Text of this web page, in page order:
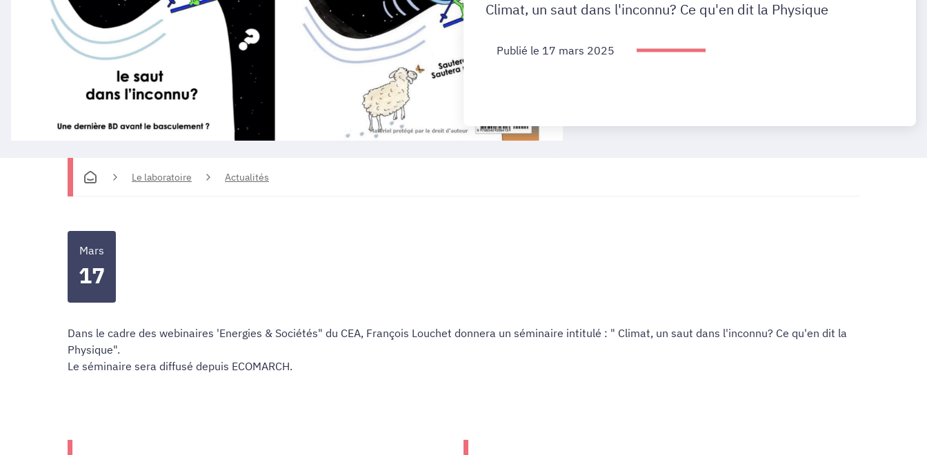
Climat, un saut dans l'inconnu? Ce qu'en dit la Physique
Publié le 17 mars 2025
Le laboratoire Actualités
Mars
17
Dans le cadre des webinaires 'Energies & Sociétés" du CEA, François Louchet donnera un séminaire intitulé : " Climat, un saut dans l'inconnu? Ce qu'en dit la
Physique".
Le séminaire sera diffusé depuis ECOMARCH.